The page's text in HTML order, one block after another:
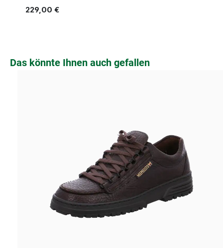
229,00 €
Produktgalerie überspringen
Das könnte Ihnen auch gefallen